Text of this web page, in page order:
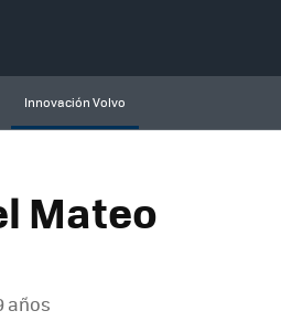
Innovación Volvo
Mateo
años